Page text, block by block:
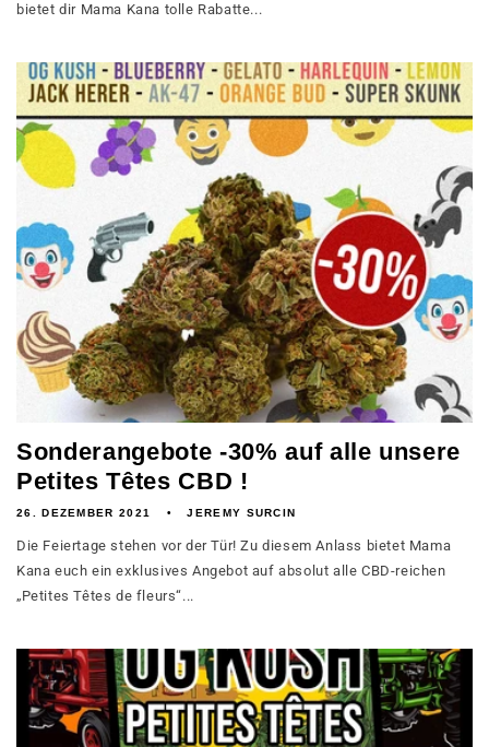
bietet dir Mama Kana tolle Rabatte...
Sonderangebote -30% auf alle unsere
Petites Têtes CBD !
26. DEZEMBER 2021 JEREMY SURCIN
Die Feiertage stehen vor der Tür! Zu diesem Anlass bietet Mama
Kana euch ein exklusives Angebot auf absolut alle CBD-reichen
„Petites Têtes de fleurs“...